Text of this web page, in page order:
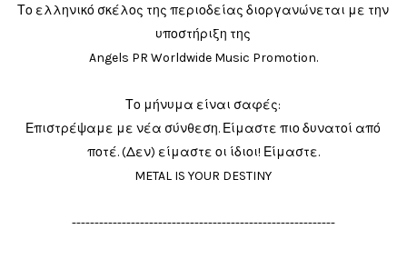
Το ελληνικό σκέλος της περιοδείας διοργανώνεται με την
υποστήριξη της
Angels PR Worldwide Music Promotion.
Το μήνυμα είναι σαφές:
Επιστρέψαμε με νέα σύνθεση. Είμαστε πιο δυνατοί από
ποτέ. (Δεν) είμαστε οι ίδιοι! Είμαστε.
METAL IS YOUR DESTINY
----------------------------------------------------------